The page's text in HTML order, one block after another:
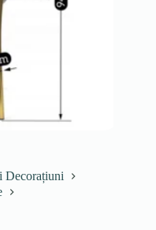
Decorațiuni